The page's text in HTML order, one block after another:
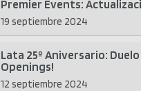
Premier Events:
19 septiembre 2024
Lata 25º Aniversario:
Openings!
12 septiembre 2024